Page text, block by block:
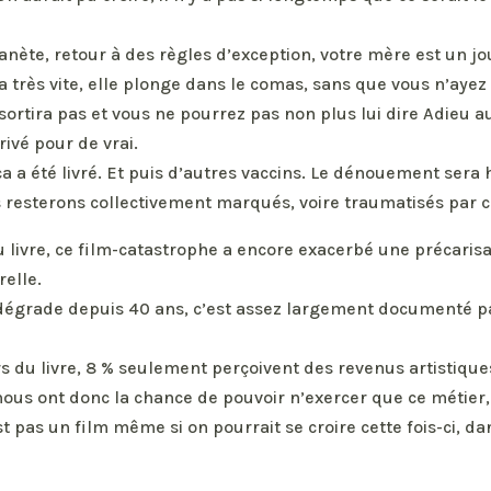
retour à des règles d’exception, votre mère est un
très vite, elle plonge dans le comas, sans que vous
pas et vous ne pourrez pas non plus lui dire Adieu
pour de vrai.
a été livré. Et puis d’autres vaccins. Le dénouement sera
resterons collectivement marqués, voire traumatisés par
livre, ce film-catastrophe a encore exacerbé une
depuis 40 ans, c’est assez largement documenté
du livre, 8 % seulement perçoivent des revenus
ont donc la chance de pouvoir n’exercer que ce
pas un film même si on pourrait se croire cette fois-ci,